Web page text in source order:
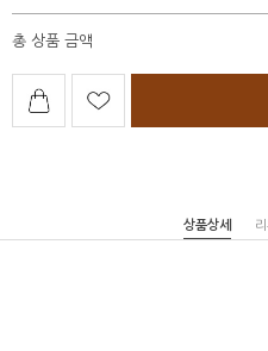
총 상품 금액
상품상세